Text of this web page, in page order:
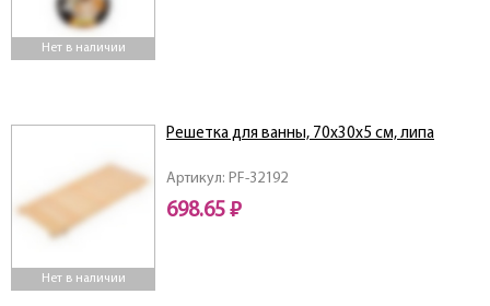
Нет в наличии
Нет в наличии
Артикул: PF-32192
Решетка для ванны, 70х30х5 см, липа
698.65 ₽